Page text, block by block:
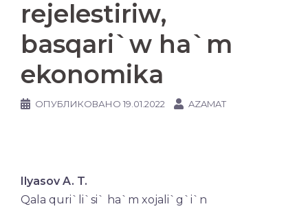
rejelestiriw,
basqari`w ha`m
ekonomika
ОПУБЛИКОВАНО 19.01.2022 AZAMAT
Ilyasov A. T.
Qala quri`li`si` ha`m xojali`g`i`n